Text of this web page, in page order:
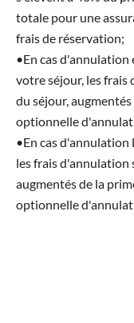
totale pour une
frais de réservation;
•En cas d'annulation
votre séjour, les frais
du séjour,
optionnelle
•En cas
les frais d'annulation
augmentés de la
optionnelle